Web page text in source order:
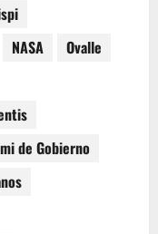
NASA
Ovalle
de Gobierno